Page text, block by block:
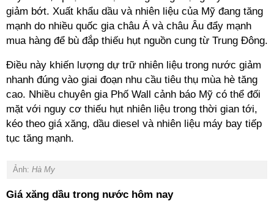
giảm bớt. Xuất khẩu dầu và nhiên liệu của Mỹ đang tăng
mạnh do nhiều quốc gia châu Á và châu Âu đẩy mạnh
mua hàng để bù đắp thiếu hụt nguồn cung từ Trung Đông.
Điều này khiến lượng dự trữ nhiên liệu trong nước giảm
nhanh đúng vào giai đoạn nhu cầu tiêu thụ mùa hè tăng
cao. Nhiều chuyên gia Phố Wall cảnh báo Mỹ có thể đối
mặt với nguy cơ thiếu hụt nhiên liệu trong thời gian tới,
kéo theo giá xăng, dầu diesel và nhiên liệu máy bay tiếp
tục tăng mạnh.
Ảnh: Hà My
Giá xăng dầu trong nước hôm nay